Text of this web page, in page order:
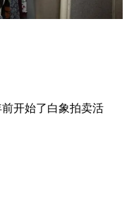
开始了白象拍卖活